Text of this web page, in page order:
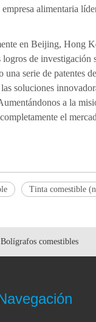
alimentaria
en Beijing, Hong
de
serie de patentes
soluciones
a la
el
Tinta comestible
Bolígrafos comestibles